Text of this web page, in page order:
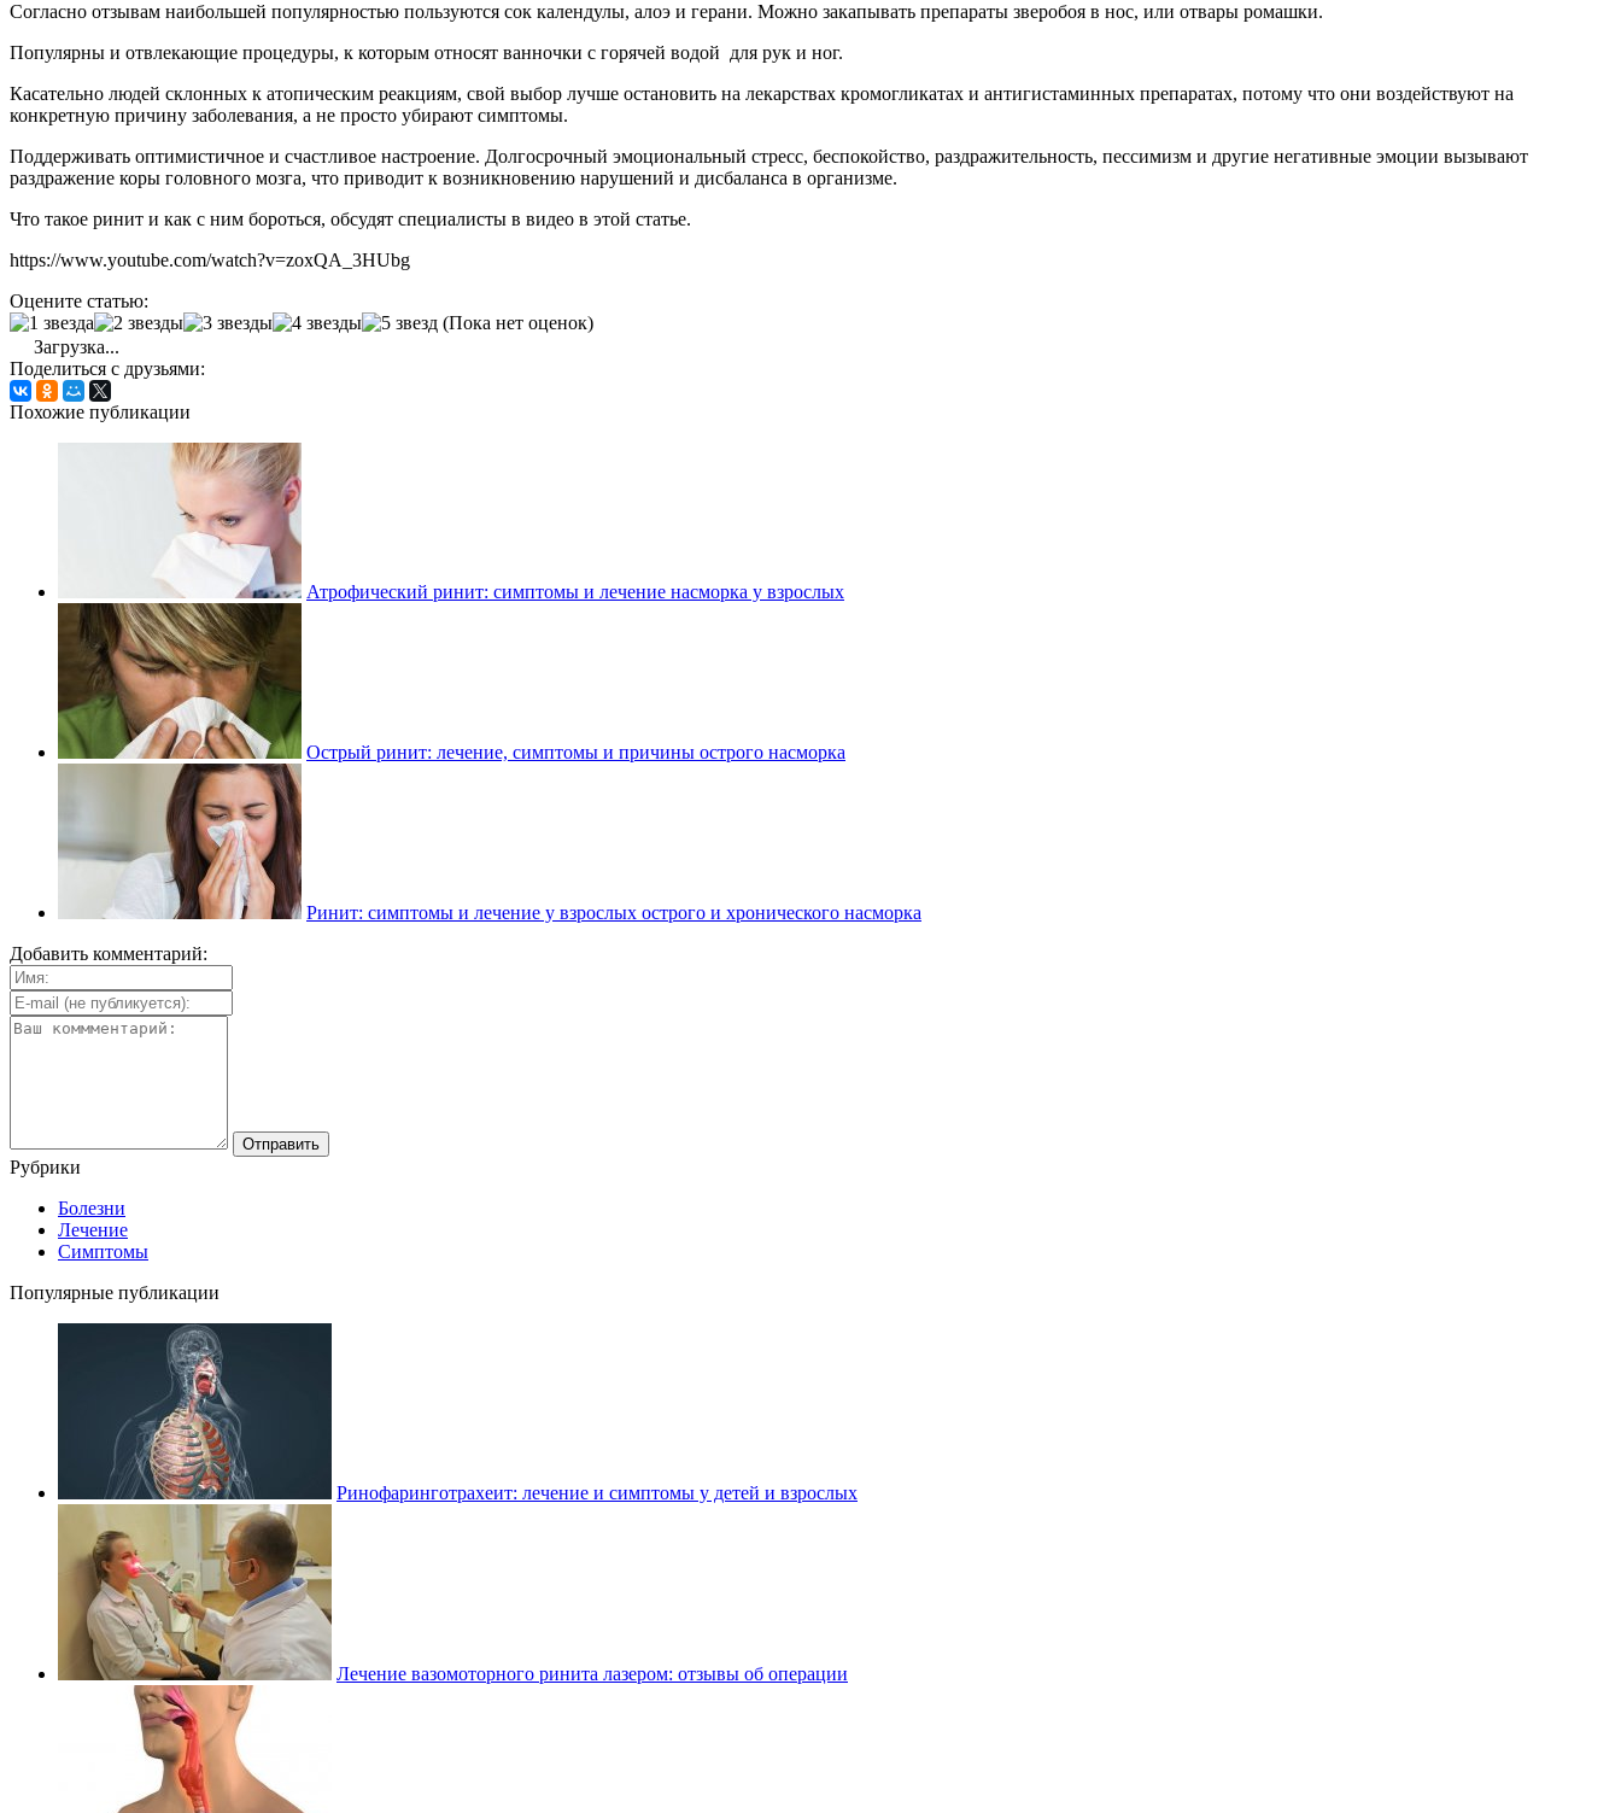
Согласно отзывам наибольшей популярностью пользуются сок календулы, алоэ и герани. Можно закапывать препараты зверобоя в нос, или отвары ромашки.
Популярны и отвлекающие процедуры, к которым относят ванночки с горячей водой для рук и ног.
Касательно людей склонных к атопическим реакциям, свой выбор лучше остановить на лекарствах кромогликатах и антигистаминных препаратах, потому что они воздействуют на
конкретную причину заболевания, а не просто убирают симптомы.
Поддерживать оптимистичное и счастливое настроение. Долгосрочный эмоциональный стресс, беспокойство, раздражительность, пессимизм и другие негативные эмоции вызывают
раздражение коры головного мозга, что приводит к возникновению нарушений и дисбаланса в организме.
Что такое ринит и как с ним бороться, обсудят специалисты в видео в этой статье.
https://www.youtube.com/watch?v=zoxQA_3HUbg
Оцените статью:
(Пока нет оценок)
Загрузка...
Поделиться с друзьями:
Похожие публикации
Атрофический ринит: симптомы и лечение насморка у взрослых
Острый ринит: лечение, симптомы и причины острого насморка
Ринит: симптомы и лечение у взрослых острого и хронического насморка
Добавить комментарий:
Рубрики
Болезни
Лечение
Симптомы
Популярные публикации
Ринофаринготрахеит: лечение и симптомы у детей и взрослых
Лечение вазомоторного ринита лазером: отзывы об операции